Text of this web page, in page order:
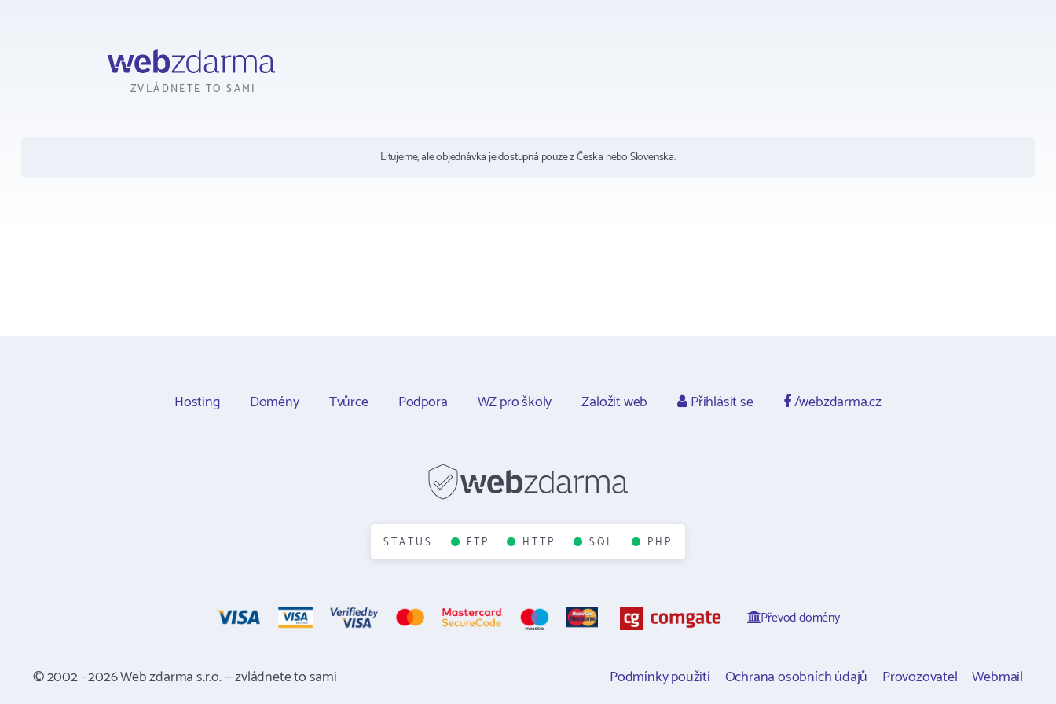
ZVLÁDNETE TO SAMI
Litujeme, ale objednávka je dostupná pouze z Česka nebo Slovenska.
Hosting Domény Tvůrce Podpora WZ pro školy Založit web Přihlásit se /webzdarma.cz
STATUS FTP HTTP SQL PHP
Převod domény
© 2002 - 2026 Web zdarma s.r.o. — zvládnete to sami Podmínky použití Ochrana osobních údajů Provozovatel Webmail